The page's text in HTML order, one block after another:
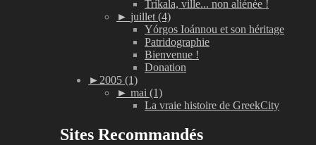
Tríkala, ville... non aliénée !
► juillet (4)
Yórgos Ioánnou et son héritage
Patridographie
Bienvenue !
Donation
► 2005 (1)
► mai (1)
La vraie histoire de GreekCity
Sites Recommandés